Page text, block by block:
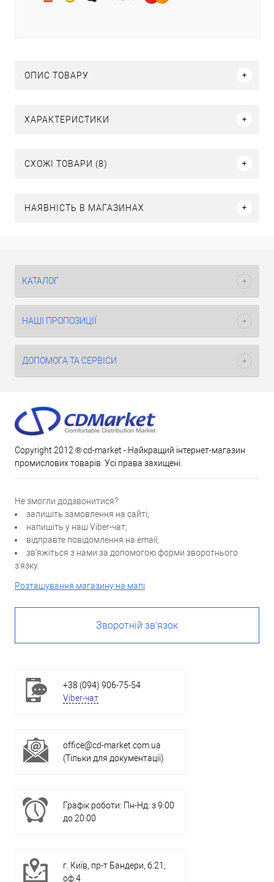
ОПИС ТОВАРУ
ХАРАКТЕРИСТИКИ
СХОЖІ ТОВАРИ (8)
НАЯВНІСТЬ В МАГАЗИНАХ
КАТАЛОГ
НАШІ ПРОПОЗИЦІЇ
ДОПОМОГА ТА СЕРВІСИ
Copyright 2012 ® cd-market - Найкращий інтернет-магазин
промислових товарів. Усі права захищені.
Не змогли додзвонитися?
залишіть замовлення на сайті;
напишіть у наш Viber-чат;
відправте повідомлення на email;
зв'яжіться з нами за допомогою форми зворотнього
з'язку.
Розташування магазину на мапі
Зворотній зв'язок
+38 (094) 906-75-54
Viber-чат
office@cd-market.com.ua
(Тільки для документації)
Графік роботи: Пн-Нд: з 9:00
до 20:00
г. Київ, пр-т Бандери, б.21,
оф.4